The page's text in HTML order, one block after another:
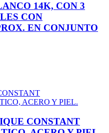
14K, CON 3
CON
EN CONJUNTO
CONSTANT